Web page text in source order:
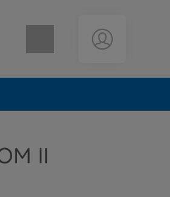
Warenkorb leer
II